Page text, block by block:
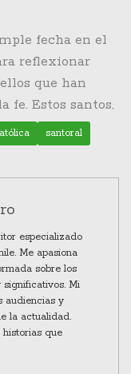
fecha en el
reflexionar
que han
fe. Estos santos,
reyes
nos invitan a
valor, devoción y
relevantes
santoral
especializado
Me apasiona
sobre los
significativos. Mi
audiencias y
la actualidad.
que